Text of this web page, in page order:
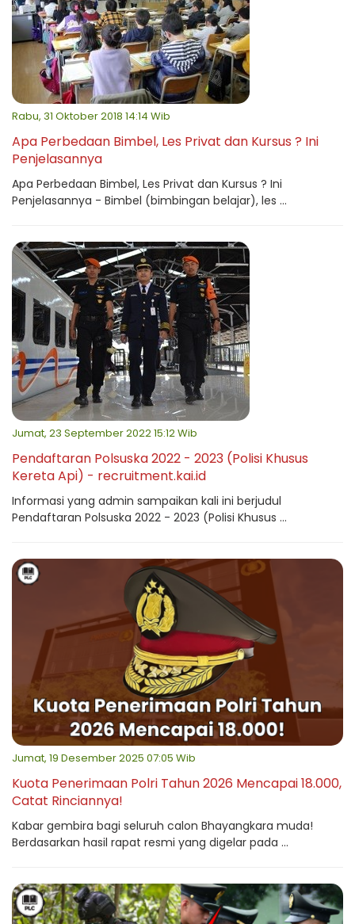
Rabu, 31 Oktober 2018 14:14 Wib
Apa Perbedaan Bimbel, Les Privat dan Kursus ? Ini
Penjelasannya
Apa Perbedaan Bimbel, Les Privat dan Kursus ? Ini
Penjelasannya - Bimbel (bimbingan belajar), les ...
Jumat, 23 September 2022 15:12 Wib
Pendaftaran Polsuska 2022 - 2023 (Polisi Khusus
Kereta Api) - recruitment.kai.id
Informasi yang admin sampaikan kali ini berjudul
Pendaftaran Polsuska 2022 - 2023 (Polisi Khusus ...
Jumat, 19 Desember 2025 07:05 Wib
Kuota Penerimaan Polri Tahun 2026 Mencapai 18.000,
Catat Rinciannya!
Kabar gembira bagi seluruh calon Bhayangkara muda!
Berdasarkan hasil rapat resmi yang digelar pada ...